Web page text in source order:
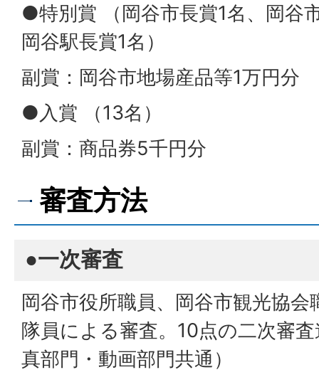
●特別賞 （岡谷市長賞1名、岡谷
岡谷駅長賞1名）
副賞：岡谷市地場産品等1万円分
●入賞 （13名）
副賞：商品券5千円分
審査方法
●一次審査
岡谷市役所職員、岡谷市観光協
隊員による審査。10点の二次審
真部門・動画部門共通）